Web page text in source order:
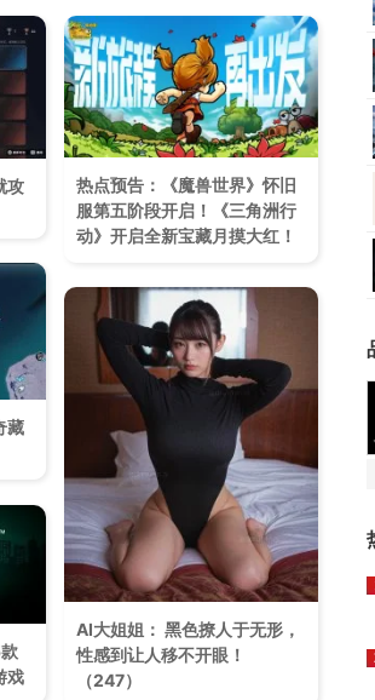
攻
热点预告：《魔兽世界》怀旧
服第五阶段开启！《三角洲行
动》开启全新宝藏月摸大红！
藏
AI大姐姐： 黑色撩人于无形，
性感到让人移不开眼！​
（247）
戏